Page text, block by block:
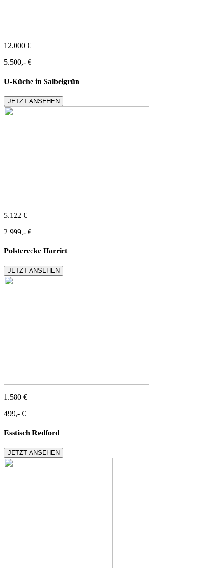
12.000 €
5.500,- €
U-Küche in Salbeigrün
JETZT ANSEHEN
5.122 €
2.999,- €
Polsterecke Harriet
JETZT ANSEHEN
1.580 €
499,- €
Esstisch Redford
JETZT ANSEHEN